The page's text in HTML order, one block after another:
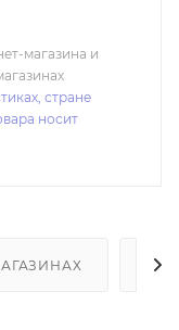
магазина и
стране
носит